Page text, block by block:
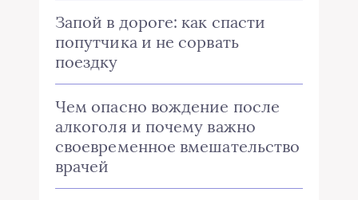
Запой в дороге: как спасти
попутчика и не сорвать
поездку
Чем опасно вождение после
алкоголя и почему важно
своевременное вмешательство
врачей